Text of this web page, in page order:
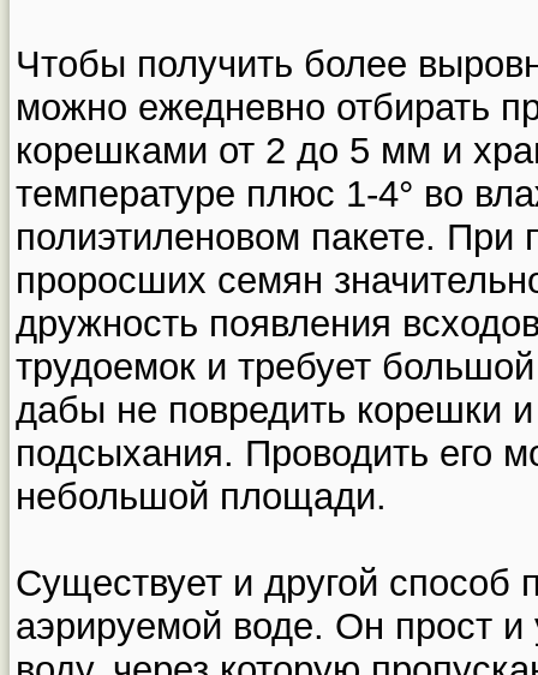
Чтобы получить более
можно ежедневно отбирать
корешками от 2 до 5 мм и
температуре плюс 1-4° во
полиэтиленовом пакете. При
проросших семян
дружность появления
трудоемок и требует
дабы не повредить корешки
подсыхания. Проводить его
небольшой площади.
Существует и другой
аэрируемой воде. Он прост